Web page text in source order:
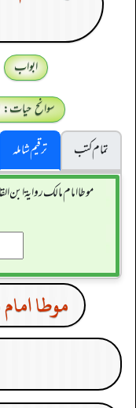
ابواب
سوانح حیات:
تمام کتب
ترقیم شاملہ
موطا امام مالك رواية ابن
موطا